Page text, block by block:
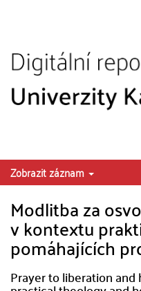
Zobrazit záznam
Modlitba za
v kontextu
pomáhajících
Prayer to liberation